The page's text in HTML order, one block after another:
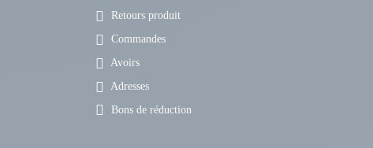
Retours produit
Commandes
Avoirs
Adresses
Bons de réduction